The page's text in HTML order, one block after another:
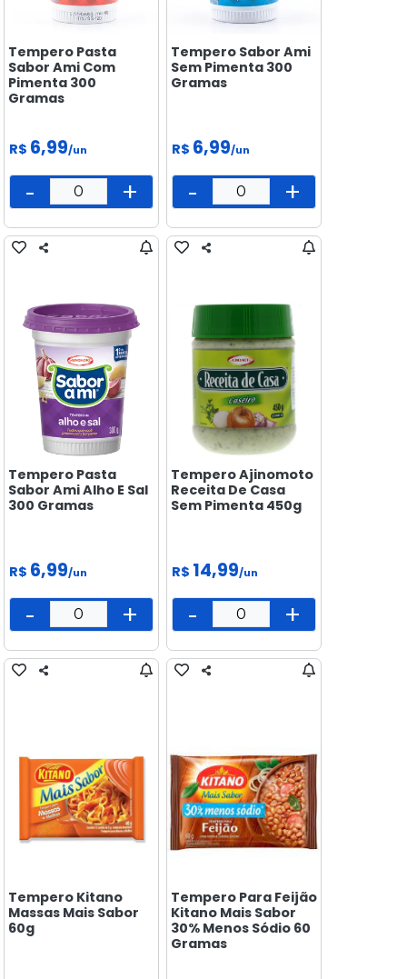
Tempero Pasta
Sabor Ami Com
Pimenta 300
Gramas
R$ 6,99/un
- +
Tempero Sabor Ami
Sem Pimenta 300
Gramas
R$ 6,99/un
- +
Tempero Pasta
Sabor Ami Alho E Sal
300 Gramas
R$ 6,99/un
- +
Tempero Ajinomoto
Receita De Casa
Sem Pimenta 450g
R$ 14,99/un
- +
Tempero Kitano
Massas Mais Sabor
60g
Tempero Para Feijão
Kitano Mais Sabor
30% Menos Sódio 60
Gramas